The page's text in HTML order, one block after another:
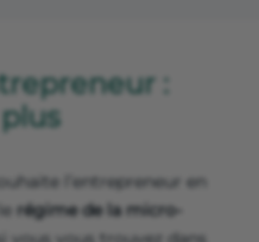
:
l’entrepreneur en
régime de la micro-